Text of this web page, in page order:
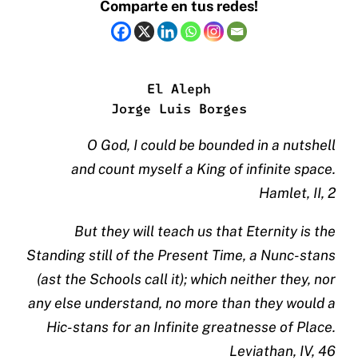
Comparte en tus redes!
El Aleph
Jorge Luis Borges
O God, I could be bounded in a nutshell
and count myself a King of infinite space.
Hamlet, II, 2
But they will teach us that Eternity is the
Standing still of the Present Time, a Nunc-stans
(ast the Schools call it); which neither they, nor
any else understand, no more than they would a
Hic-stans for an Infinite greatnesse of Place.
Leviathan, IV, 46